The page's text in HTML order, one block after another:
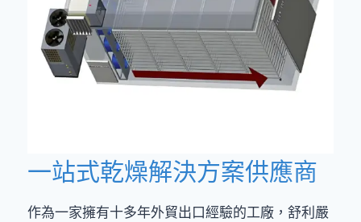
一站式乾燥解決方案供應商
作為一家擁有十多年外貿出口經驗的工廠，舒利嚴